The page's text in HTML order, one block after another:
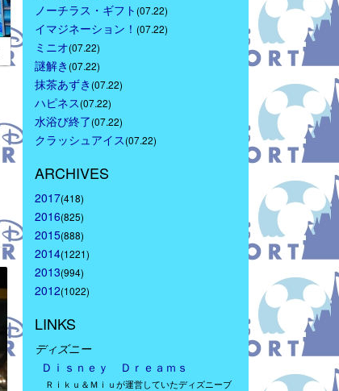
ノーチラス・ギフト(07.22)
イマジネーション！ (07.22)
ミニオ(07.22)
謎解き(07.22)
抹茶あずき(07.22)
ハピネス(07.22)
水浴び終了(07.22)
クラッシュアイス(07.22)
ARCHIVES
2017(418)
2016(825)
2015(888)
2014(1221)
2013(994)
2012(1022)
LINKS
ディズニー
Ｄｉｓｎｅｙ　Ｄｒｅａｍｓ
Ｒｉｋｕ＆Ｍｉｕが運営していたディズニーブ